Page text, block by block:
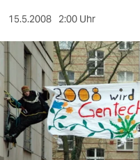
sport
berlin
nord
wahrheit
verlag
15.5.2008 2:00 Uhr